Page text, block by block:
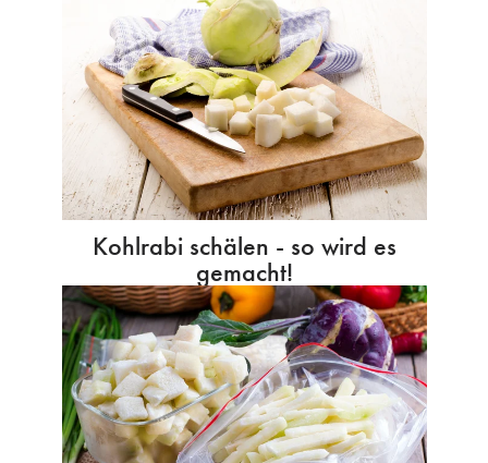
Kohlrabi schälen - so wird es
gemacht!